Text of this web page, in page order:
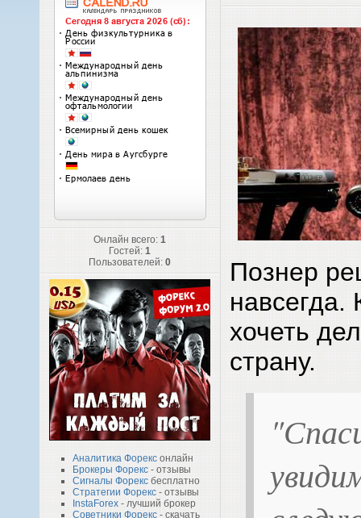
Онлайн всего: 1
Гостей: 1
Пользователей: 0
Аналитика Форекс онлайн
Брокеры Форекс - отзывы
Сигналы Форекс бесплатно
Стратегии Форекс - отзывы
InstaForex - лучший брокер
Советники Форекс - скачать
Познер
навсегда.
хочеть
страну.